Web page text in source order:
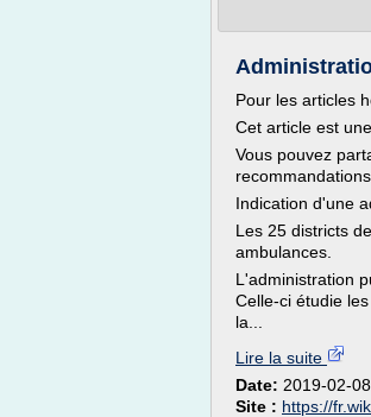
Pour les articles
Cet article est
Vous pouvez
Indication d'une
Les 25 districts
ambulances.
L'administration
Celle-ci étudie
la...
Lire la suite
Date: 2019-02-
Site : https://